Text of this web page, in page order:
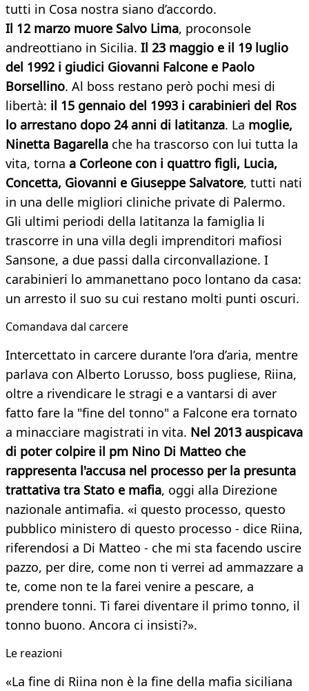
tutti in Cosa nostra siano d’accordo.
Il 12 marzo muore Salvo Lima, proconsole
andreottiano in Sicilia. Il 23 maggio e il 19 luglio
del 1992 i giudici Giovanni Falcone e Paolo
Borsellino. Al boss restano però pochi mesi di
libertà: il 15 gennaio del 1993 i carabinieri del Ros
lo arrestano dopo 24 anni di latitanza. La moglie,
Ninetta Bagarella che ha trascorso con lui tutta la
vita, torna a Corleone con i quattro figli, Lucia,
Concetta, Giovanni e Giuseppe Salvatore, tutti nati
in una delle migliori cliniche private di Palermo.
Gli ultimi periodi della latitanza la famiglia li
trascorre in una villa degli imprenditori mafiosi
Sansone, a due passi dalla circonvallazione. I
carabinieri lo ammanettano poco lontano da casa:
un arresto il suo su cui restano molti punti oscuri.
Comandava dal carcere
Intercettato in carcere durante l’ora d’aria, mentre
parlava con Alberto Lorusso, boss pugliese, Riina,
oltre a rivendicare le stragi e a vantarsi di aver
fatto fare la "fine del tonno" a Falcone era tornato
a minacciare magistrati in vita. Nel 2013 auspicava
di poter colpire il pm Nino Di Matteo che
rappresenta l'accusa nel processo per la presunta
trattativa tra Stato e mafia, oggi alla Direzione
nazionale antimafia. «i questo processo, questo
pubblico ministero di questo processo - dice Riina,
riferendosi a Di Matteo - che mi sta facendo uscire
pazzo, per dire, come non ti verrei ad ammazzare a
te, come non te la farei venire a pescare, a
prendere tonni. Ti farei diventare il primo tonno, il
tonno buono. Ancora ci insisti?».
Le reazioni
«La fine di Riina non è la fine della mafia siciliana